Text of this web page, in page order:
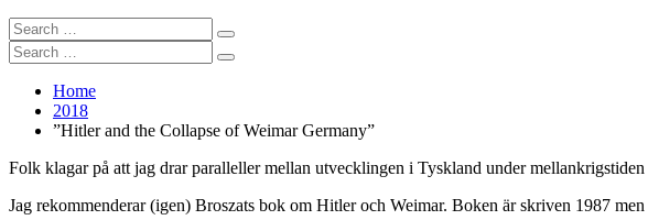
Search
for:
Search
Search
for:
Search
Home
2018
”Hitler and the Collapse of Weimar Germany”
Folk klagar på att jag drar paralleller mellan utvecklingen i Tyskland under
Jag rekommenderar (igen) Broszats bok om Hitler och Weimar. Boken är skriven 1987